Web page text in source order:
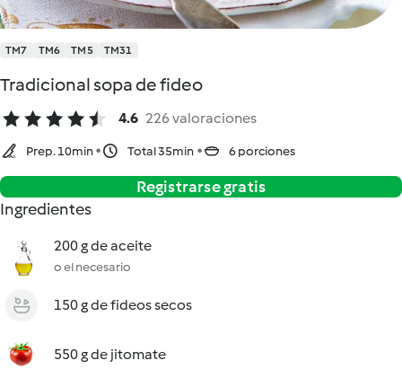
TM7 TM6 TM5 TM31
Tradicional sopa de fideo
4.6 226 valoraciones
Prep. 10min Total 35min 6 porciones
Registrarse gratis
Ingredientes
200 g de aceite
o el necesario
150 g de fideos secos
550 g de jitomate